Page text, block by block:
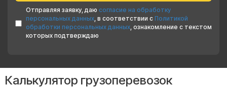
Отправляя заявку, даю согласие на обработку
персональных данных, в соответствии с Политикой
обработки персональных данных, ознакомление с текстом
которых подтверждаю
Калькулятор грузоперевозок